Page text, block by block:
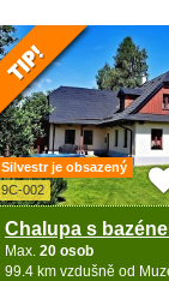
Silvestr je obsazený
9C-002
Max. 20 osob
99.4 km vzdušně od